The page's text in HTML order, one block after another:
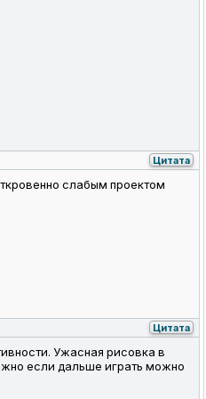
Цитата
слабым проектом
Цитата
Ужасная рисовка в
если дальше играть можно